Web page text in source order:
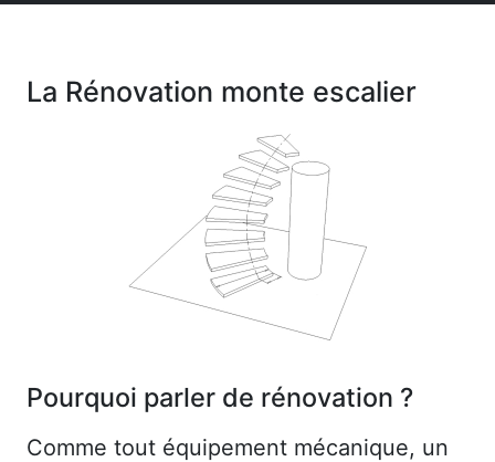
La Rénovation monte escalier
Pourquoi parler de rénovation ?
Comme tout équipement mécanique, un